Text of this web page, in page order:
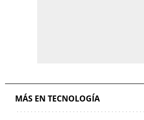
MÁS EN TECNOLOGÍA